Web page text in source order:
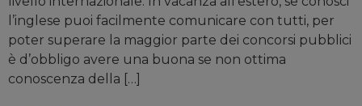
l’inglese puoi facilmente comunicare con tutti, per
poter superare la maggior parte dei concorsi pubblici
è d’obbligo avere una buona se non ottima
conoscenza della […]